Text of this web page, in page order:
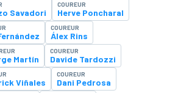
Savadori
COUREUR
Herve Poncharal
COUREUR
Álex Rins
Martín
COUREUR
Davide Tardozzi
Viñales
COUREUR
Dani Pedrosa